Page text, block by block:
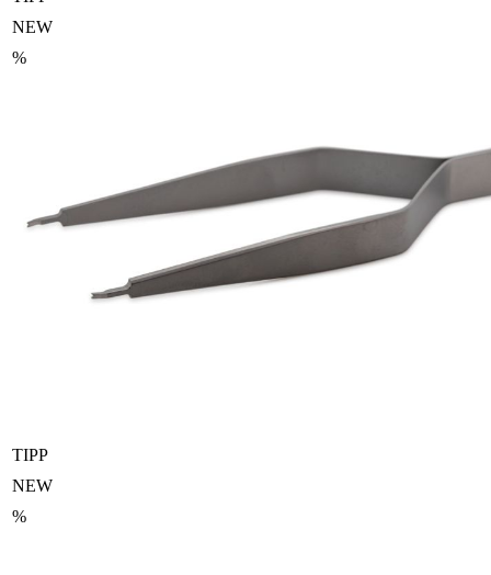
NEW
%
TIPP
NEW
%